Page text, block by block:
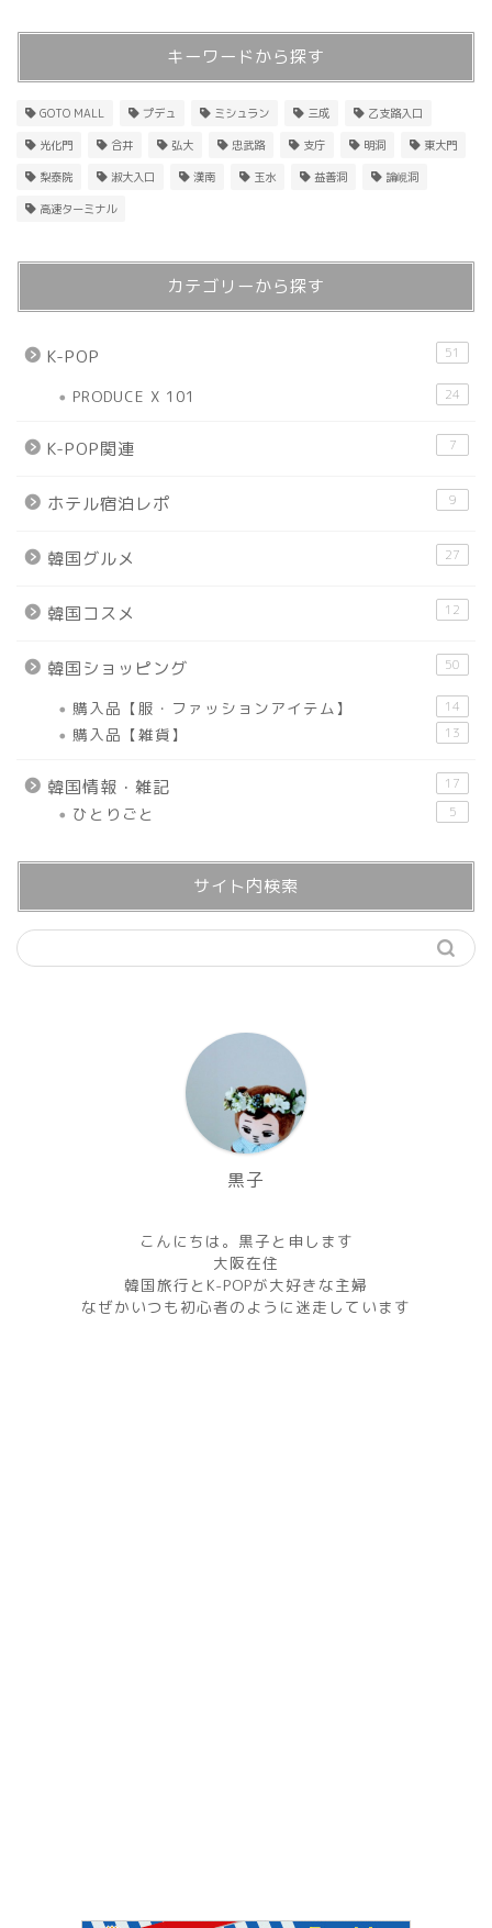
キーワードから探す
GOTO MALL プデュ ミシュラン 三成 乙支路入口
光化門 合井 弘大 忠武路 支庁 明洞 東大門
梨泰院 淑大入口 漢南 玉水 益善洞 論峴洞
高速ターミナル
カテゴリーから探す
K-POP 51
PRODUCE X 101 24
K-POP関連 7
ホテル宿泊レポ 9
韓国グルメ 27
韓国コスメ 12
韓国ショッピング 50
購入品【服・ファッションアイテム】 14
購入品【雑貨】 13
韓国情報・雑記 17
ひとりごと 5
サイト内検索
黒子
こんにちは。黒子と申します
大阪在住
韓国旅行とK-POPが大好きな主婦
なぜかいつも初心者のように迷走しています